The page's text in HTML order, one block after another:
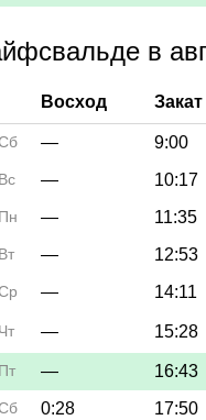
в
Восход Закат
— 9:00
Вс — 10:17
Пн — 11:35
Вт — 12:53
— 14:11
Чт — 15:28
Пт — 16:43
0:28 17:50